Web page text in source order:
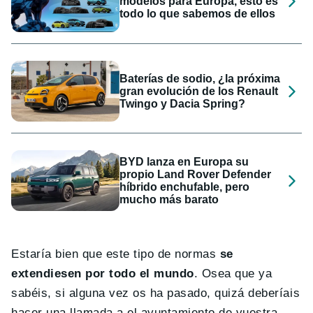
todo lo que sabemos de ellos
Baterías de sodio, ¿la próxima
gran evolución de los Renault
Twingo y Dacia Spring?
BYD lanza en Europa su
propio Land Rover Defender
híbrido enchufable, pero
mucho más barato
Estaría bien que este tipo de normas se
extendiesen por todo el mundo. Osea que ya
sabéis, si alguna vez os ha pasado, quizá deberíais